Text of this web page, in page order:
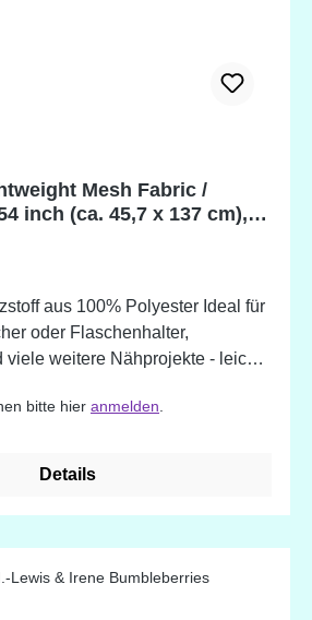
Mesh Fabric /
inch (ca. 45,7 x 137 cm),
aus 100% Polyester Ideal für
oder Flaschenhalter,
weitere Nähprojekte - leicht
zu nähen -
Annie's Reißverschlüssen!
bitte hier anmelden
Details